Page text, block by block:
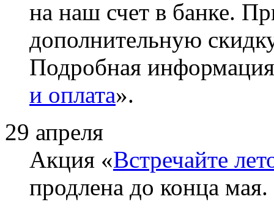
на наш счет в банке.
дополнительную
Подробная информация
и оплата».
29 апреля
Акция «Встречайте
продлена до конца мая.